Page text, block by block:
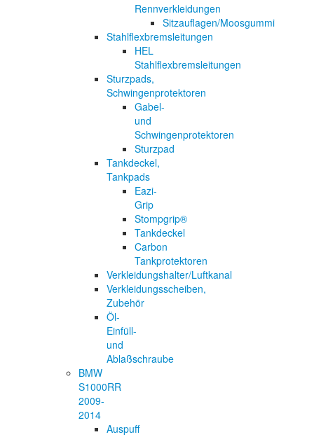
Rennverkleidungen
Sitzauflagen/Moosgummi
Stahlflexbremsleitungen
HEL
Stahlflexbremsleitungen
Sturzpads,
Schwingenprotektoren
Gabel-
und
Schwingenprotektoren
Sturzpad
Tankdeckel,
Tankpads
Eazi-
Grip
Stompgrip®
Tankdeckel
Carbon
Tankprotektoren
Verkleidungshalter/Luftkanal
Verkleidungsscheiben,
Zubehör
Öl-
Einfüll-
und
Ablaßschraube
BMW
S1000RR
2009-
2014
Auspuff